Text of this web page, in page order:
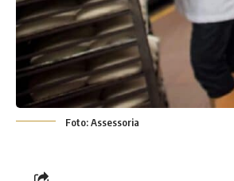
Foto: Assessoria